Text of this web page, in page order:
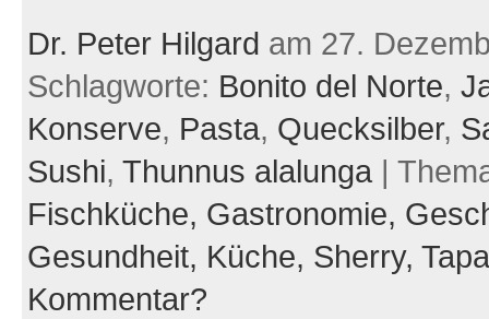
Dr. Peter Hilgard am 27.
Schlagworte: Bonito del Norte,
Konserve, Pasta, Quecksilber,
Sushi, Thunnus alalunga|
Fischküche, Gastronomie,
Gesundheit, Küche, Sherry,
Kommentar?